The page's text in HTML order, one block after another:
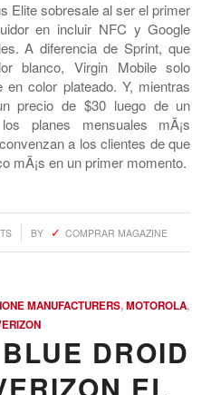
hogar en Virgin Mobile. El
de $150 ya estÃ¡ listo para
sostiene que comenzarÃ¡ a
de mayo. A pesar de que las
HVGA de 3.5 pulgadas, CPU
trasera de 5-MP) no sean
Elite sobresale al ser el primer
en incluir NFC y Google
A diferencia de Sprint, que
en color plateado. Y, mientras
precio de $30 luego de un
planes mensuales mÃ¡s
BY COMPRAR MAGAZINE